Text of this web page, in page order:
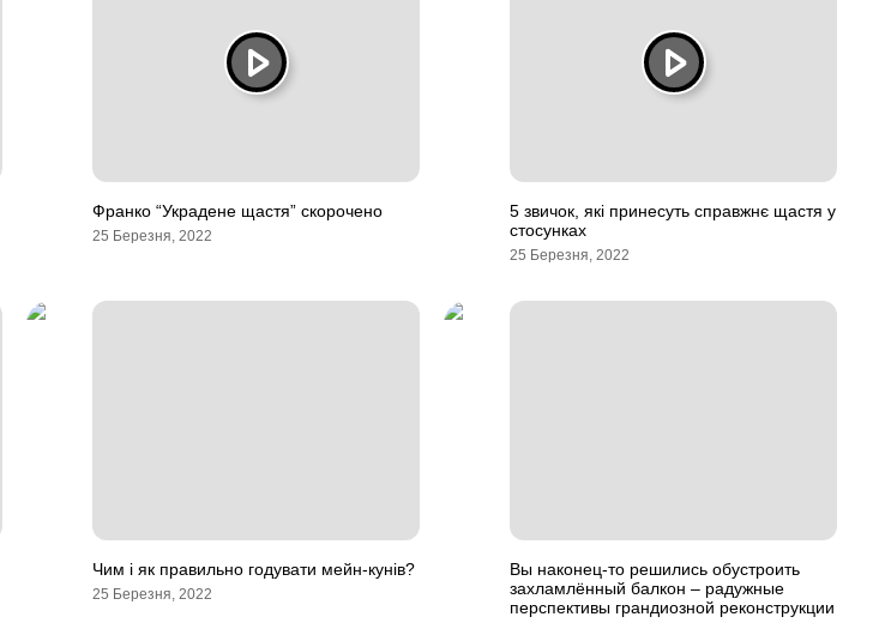
Франко “Украдене щастя” скорочено
25 Березня, 2022
5 звичок, які принесуть справжнє щастя у
стосунках
25 Березня, 2022
Чим і як правильно годувати мейн-кунів?
25 Березня, 2022
Вы наконец-то решились обустроить
захламлённый балкон – радужные
перспективы грандиозной реконструкции